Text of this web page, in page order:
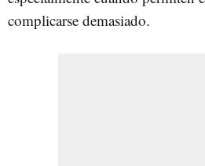
complicarse demasiado.